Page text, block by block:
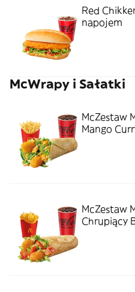
Red
napojem
McWrapy i Sałatki
McZestaw
Mango
McZestaw
Chrupiący